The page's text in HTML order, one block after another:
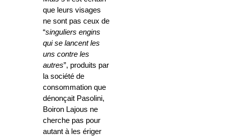
que leurs visages
ne sont pas ceux de
“singuliers engins
qui se lancent les
uns contre les
autres”, produits par
la société de
consommation que
dénonçait Pasolini,
Boiron Lajous ne
cherche pas pour
autant à les ériger